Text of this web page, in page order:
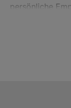
persönliche
Dass das